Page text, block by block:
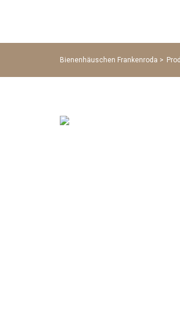
Bienenhäuschen Frankenroda